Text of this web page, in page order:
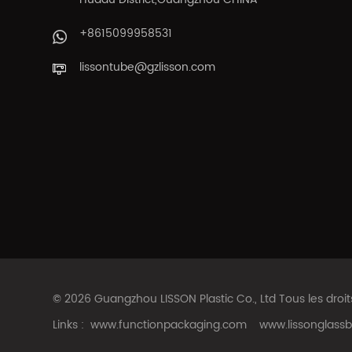
+8615099958531
lissontube@gzlisson.com
© 2026 Guangzhou LISSON Plastic Co., Ltd Tous les
Links : www.functionpackaging.com